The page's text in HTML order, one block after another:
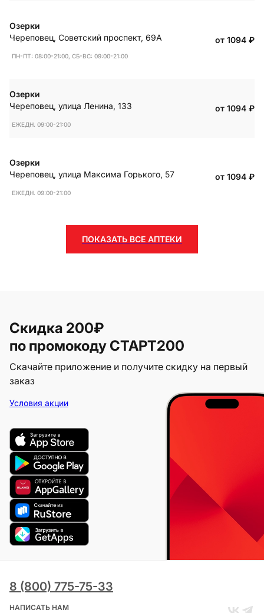
Озерки
Череповец, Советский проспект, 69А
ПН-ПТ: 08:00-21:00, СБ-ВС: 09:00-21:00
от 1094₽
Озерки
Череповец, улица Ленина, 133
ЕЖЕДН. 09:00-21:00
от 1094₽
Озерки
Череповец, улица Максима Горького, 57
ЕЖЕДН. 09:00-21:00
от 1094₽
ПОКАЗАТЬ ВСЕ АПТЕКИ
Скидка 200₽
по промокоду СТАРТ200
Скачайте приложение и получите скидку на первый
заказ
Условия акции
8 (800) 775-75-33
НАПИСАТЬ НАМ